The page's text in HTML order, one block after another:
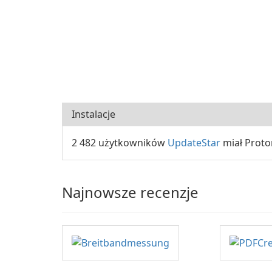
Instalacje
2 482 użytkowników UpdateStar miał
Najnowsze recenzje